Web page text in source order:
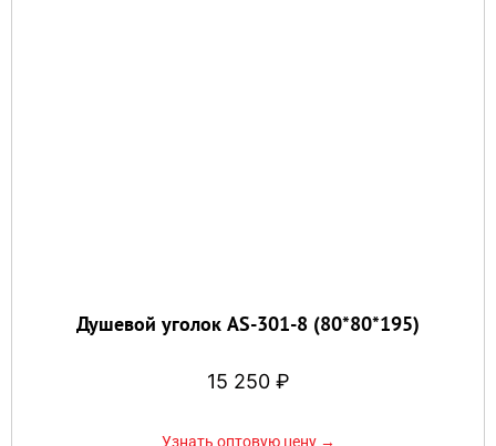
Душевой уголок AS-301-8 (80*80*195)
15 250 ₽
Узнать оптовую цену →